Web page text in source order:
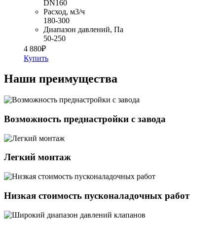
DN160
Расход, м3/ч
180-300
Диапазон давлений, Па
50-250
4 880₽
Купить
Наши преимущества
Возможность преднастройки с завода
Легкий монтаж
Низкая стоимость пусконаладочных работ